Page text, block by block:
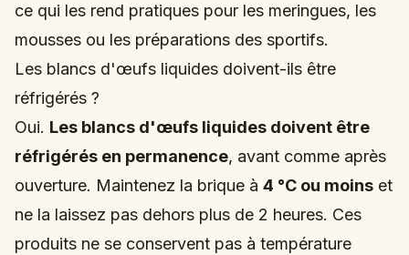
ce qui les rend pratiques pour les meringues, les
mousses ou les préparations des sportifs.
Les blancs d'œufs liquides doivent-ils être
réfrigérés ?
Oui. Les blancs d'œufs liquides doivent être
réfrigérés en permanence, avant comme après
ouverture. Maintenez la brique à 4 °C ou moins et
ne la laissez pas dehors plus de 2 heures. Ces
produits ne se conservent pas à température